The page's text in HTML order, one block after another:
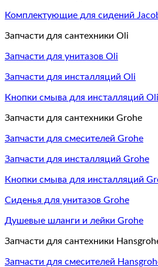
Комплектующие для сидений
Запчасти для сантехники Oli
Запчасти для унитазов Oli
Запчасти для инсталляций Oli
Кнопки смыва для инсталляций Oli
Запчасти для сантехники Grohe
Запчасти для смесителей Grohe
Запчасти для инсталляций Grohe
Кнопки смыва для инсталляций
Сиденья для унитазов Grohe
Душевые шланги и лейки Grohe
Запчасти для сантехники
Запчасти для смесителей